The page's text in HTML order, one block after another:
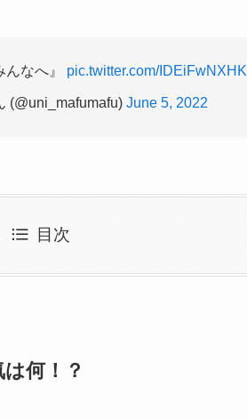
なへ』 pic.twitter.com/IDEiFwNXHK
(@uni_mafumafu) June 5, 2022
目次
何！？